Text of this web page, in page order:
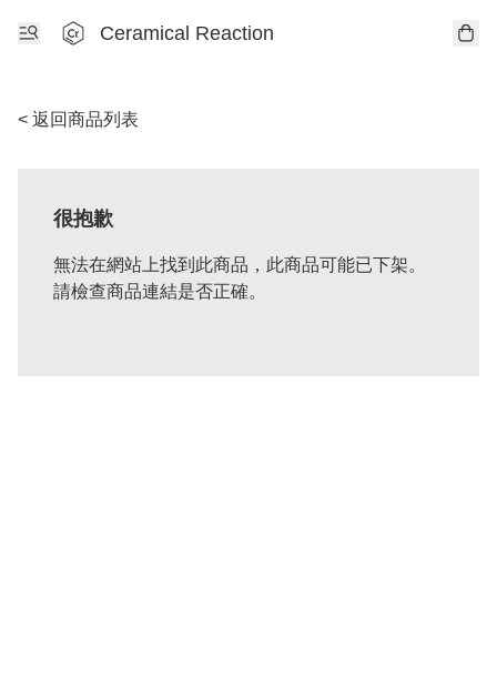
Ceramical Reaction
< 返回商品列表
很抱歉
無法在網站上找到此商品，此商品可能已下架。
請檢查商品連結是否正確。